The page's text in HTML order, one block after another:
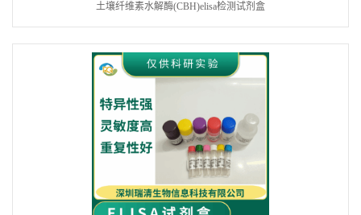
土壤纤维素水解酶(CBH)elisa检测试剂盒